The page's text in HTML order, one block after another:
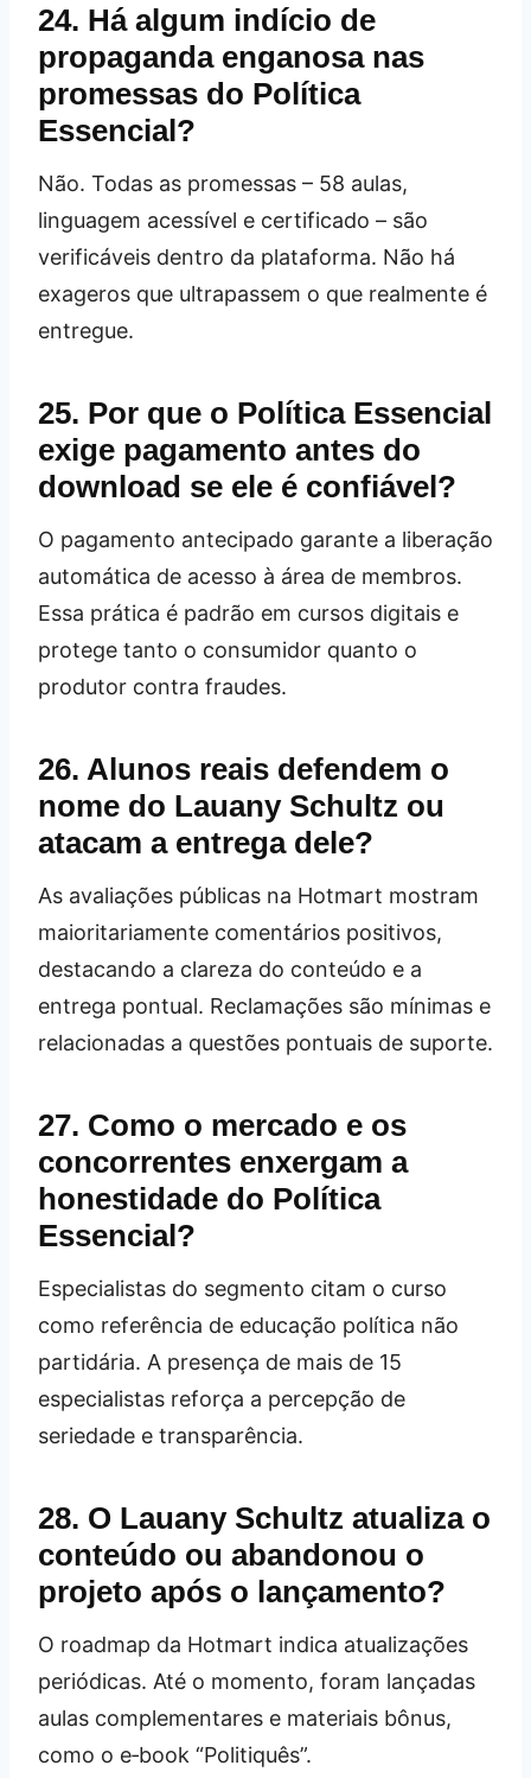
24. Há algum indício de
propaganda enganosa nas
promessas do Política
Essencial?
Não. Todas as promessas – 58 aulas,
linguagem acessível e certificado – são
verificáveis dentro da plataforma. Não há
exageros que ultrapassem o que realmente é
entregue.
25. Por que o Política Essencial
exige pagamento antes do
download se ele é confiável?
O pagamento antecipado garante a liberação
automática de acesso à área de membros.
Essa prática é padrão em cursos digitais e
protege tanto o consumidor quanto o
produtor contra fraudes.
26. Alunos reais defendem o
nome do Lauany Schultz ou
atacam a entrega dele?
As avaliações públicas na Hotmart mostram
maioritariamente comentários positivos,
destacando a clareza do conteúdo e a
entrega pontual. Reclamações são mínimas e
relacionadas a questões pontuais de suporte.
27. Como o mercado e os
concorrentes enxergam a
honestidade do Política
Essencial?
Especialistas do segmento citam o curso
como referência de educação política não
partidária. A presença de mais de 15
especialistas reforça a percepção de
seriedade e transparência.
28. O Lauany Schultz atualiza o
conteúdo ou abandonou o
projeto após o lançamento?
O roadmap da Hotmart indica atualizações
periódicas. Até o momento, foram lançadas
aulas complementares e materiais bônus,
como o e‑book “Politiquês”.